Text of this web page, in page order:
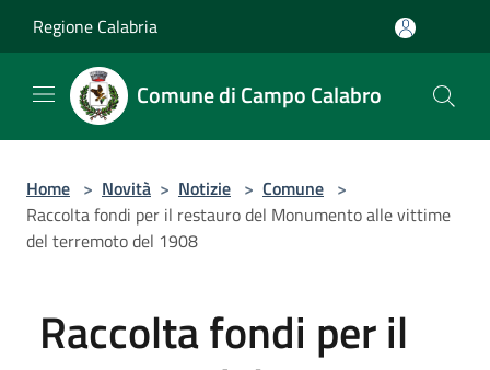
Regione Calabria
Comune di Campo Calabro
Home > Novità > Notizie > Comune >
Raccolta fondi per il restauro del Monumento alle vittime
del terremoto del 1908
Raccolta fondi per il